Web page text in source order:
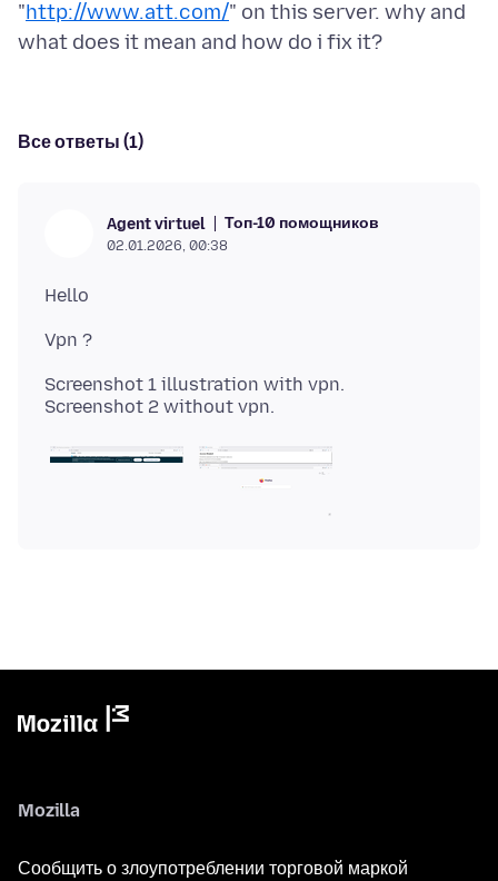
"http://www.att.com/" on this server. why and
Все ответы (1)
Agent virtuel Топ-10 помощников
02.01.2026, 00:38
Screenshot 1 illustration with vpn.
Mozilla
Сообщить о злоупотреблении торговой маркой